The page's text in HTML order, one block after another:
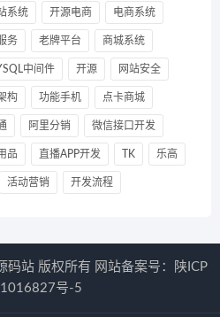
系统 开源电商 电商系统
务 老牌平台 商城系统
中间件 开源 网站安全
构 功能手机 点卡商城
阿里分销 微信接口开发
品 直播APP开发 TK 乐高
活动营销 开发流程
站 版权所有 网站备案号：
陕ICP
号-5